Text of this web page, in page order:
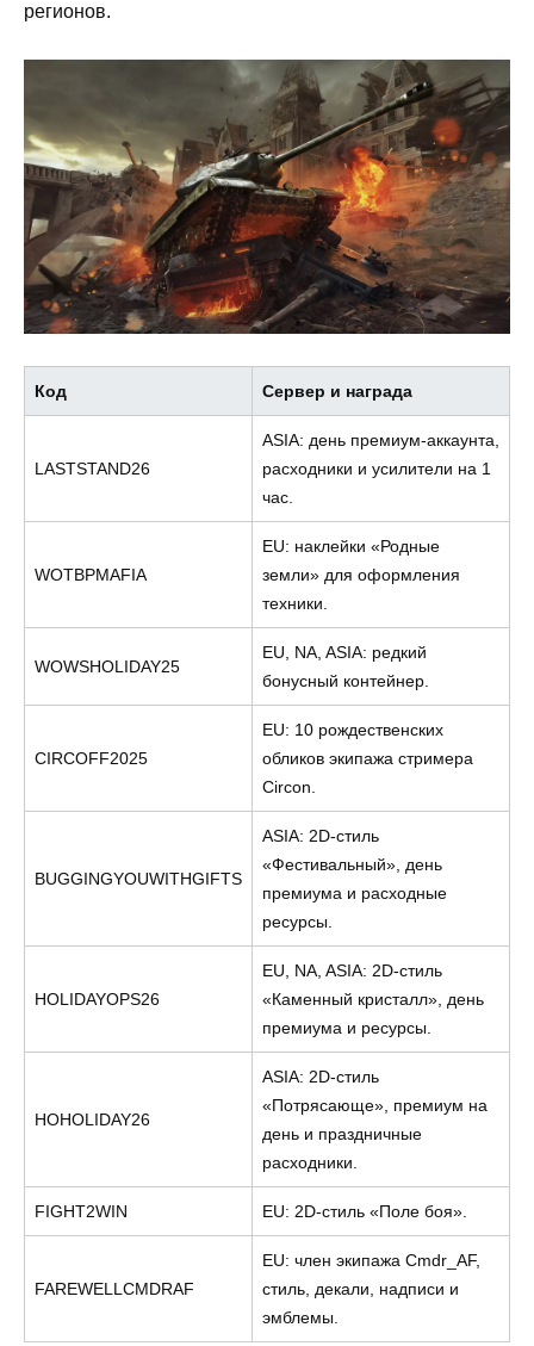
регионов.
Код Сервер и награда
LASTSTAND26
ASIA: день премиум-аккаунта,
расходники и усилители на 1
час.
WOTBPMAFIA
EU: наклейки «Родные
земли» для оформления
техники.
WOWSHOLIDAY25
EU, NA, ASIA: редкий
бонусный контейнер.
CIRCOFF2025
EU: 10 рождественских
обликов экипажа стримера
Circon.
BUGGINGYOUWITHGIFTS
ASIA: 2D-стиль
«Фестивальный», день
премиума и расходные
ресурсы.
HOLIDAYOPS26
EU, NA, ASIA: 2D-стиль
«Каменный кристалл», день
премиума и ресурсы.
HOHOLIDAY26
ASIA: 2D-стиль
«Потрясающе», премиум на
день и праздничные
расходники.
FIGHT2WIN EU: 2D-стиль «Поле боя».
FAREWELLCMDRAF
EU: член экипажа Cmdr_AF,
стиль, декали, надписи и
эмблемы.